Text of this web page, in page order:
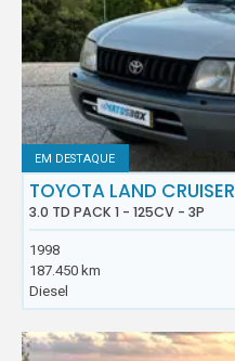
EM DESTAQUE
TOYOTA LAND CRUISER
3.0 TD PACK 1 - 125CV - 3P
1998
187.450 km
Diesel